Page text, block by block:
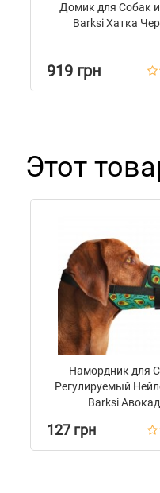
Домик для Собак
Barksi Хатка
919 грн
Этот
Намордник для
Регулируемый
Barksi
127 грн